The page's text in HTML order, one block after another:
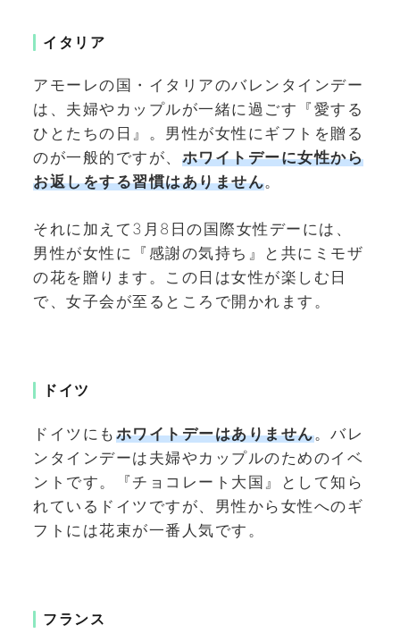
イタリア
アモーレの国・イタリアのバレンタインデー
は、夫婦やカップルが一緒に過ごす『愛する
ひとたちの日』。男性が女性にギフトを贈る
のが一般的ですが、 ホワイトデーに女性から
お返しをする習慣はありません。
それに加えて3月8日の国際女性デーには、
男性が女性に『感謝の気持ち』と共にミモザ
の花を贈ります。この日は女性が楽しむ日
で、女子会が至るところで開かれます。
ドイツ
ドイツにも ホワイトデーはありません。バレ
ンタインデーは夫婦やカップルのためのイベ
ントです。『チョコレート大国』として知ら
れているドイツですが、男性から女性へのギ
フトには花束が一番人気です。
フランス